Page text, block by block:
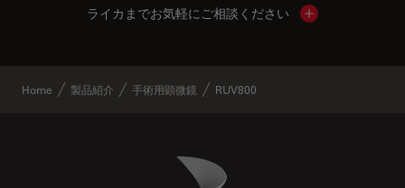
ライカまでお気軽にご相談ください Show local
Home 製品紹介 手術用顕微鏡 RUV800
Danaher Logo